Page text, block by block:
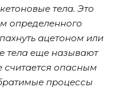
тела. Это
определенного
ацетоном или
тела еще называют
считается опасным
процессы